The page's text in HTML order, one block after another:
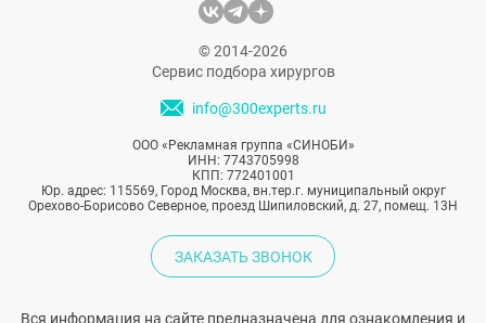
© 2014-2026
Сервис подбора хирургов
info@300experts.ru
ООО «Рекламная группа «СИНОБИ»
ИНН: 7743705998
КПП: 772401001
Юр. адрес: 115569, Город Москва, вн.тер.г. муниципальный округ
Орехово-Борисово Северное, проезд Шипиловский, д. 27, помещ. 13Н
ЗАКАЗАТЬ ЗВОНОК
Вся информация на сайте предназначена для ознакомления и